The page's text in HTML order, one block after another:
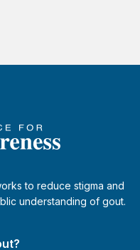
to reduce stigma and
understanding of gout.